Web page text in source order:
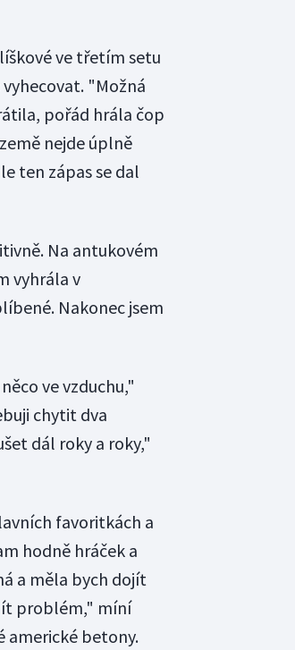
ve třetím setu
"Možná
pořád hrála čop
nejde úplně
ten zápas se dal
Na antukovém
vyhrála v
Nakonec jsem
ve vzduchu,"
chytit dva
dál roky a roky,"
favoritkách a
hodně hráček a
a měla bych dojít
problém," míní
americké betony.